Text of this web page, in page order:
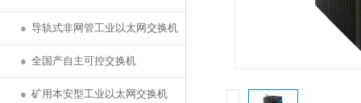
● 导轨式非网管工业以太网交换机
● 全国产自主可控交换机
● 矿用本安型工业以太网交换机